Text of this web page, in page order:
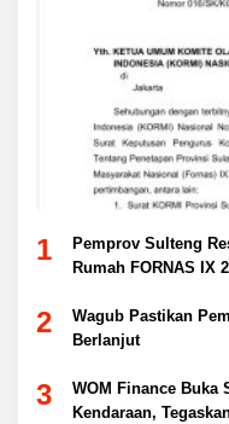
1
Pemprov Sulteng
Rumah FORNAS IX
2
Wagub Pastikan
Berlanjut
3
WOM Finance Buka
Kendaraan,